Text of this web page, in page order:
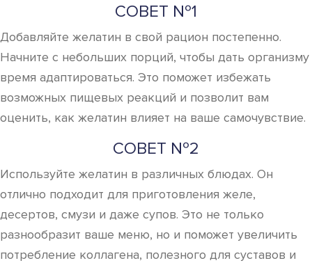
СОВЕТ №1
Добавляйте желатин в свой рацион постепенно.
Начните с небольших порций, чтобы дать организму
время адаптироваться. Это поможет избежать
возможных пищевых реакций и позволит вам
оценить, как желатин влияет на ваше самочувствие.
СОВЕТ №2
Используйте желатин в различных блюдах. Он
отлично подходит для приготовления желе,
десертов, смузи и даже супов. Это не только
разнообразит ваше меню, но и поможет увеличить
потребление коллагена, полезного для суставов и